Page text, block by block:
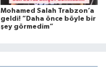
Mohamed Salah Trabzon’a
geldi! “Daha önce böyle bir
şey görmedim”